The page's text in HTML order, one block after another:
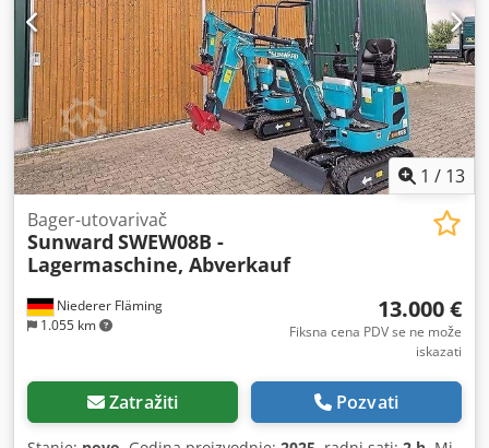
profil sa zubima 600 mm (24") standardni profil sa zubima
Cevi za hidraulični sistem, 3/8" Cevi za hidraulični čekić,
prigušivač na kraju ruke Prednja svetla (RH Dip) Rotirajuća
svetlosna signalizacija Zvučni signal za vožnju unazad =
Dodatne informacije = Godina proizvodnje: 2026 Pogonsko
rešenje: Točkovi Broj cilindara: 4 Masa bez opterećenja:
8.135 kg Dimenzije (D x Š x V): 565 x 235 x 361 cm
1 / 13
Niederer Fläming
1.055 km
Bager-utovarivač
Sunward SWEW08B -
Lagermaschine, Abverkauf
13.000 €
Fiksna cena PDV se ne može
iskazati
Zatražiti Pozvati